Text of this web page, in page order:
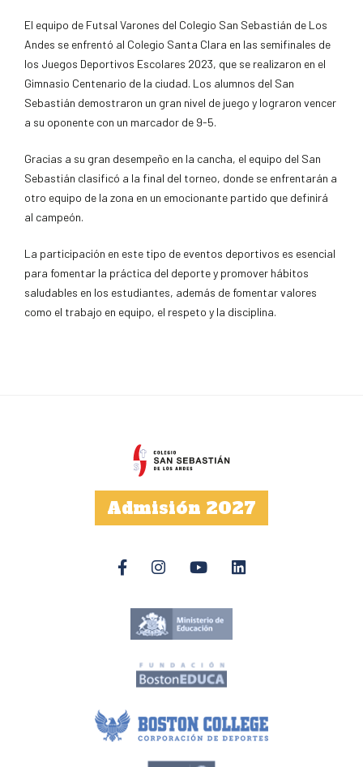
El equipo de Futsal Varones del Colegio San Sebastián de Los
Andes se enfrentó al Colegio Santa Clara en las semifinales de
los Juegos Deportivos Escolares 2023, que se realizaron en el
Gimnasio Centenario de la ciudad. Los alumnos del San
Sebastián demostraron un gran nivel de juego y lograron vencer
a su oponente con un marcador de 9-5.
Gracias a su gran desempeño en la cancha, el equipo del San
Sebastián clasificó a la final del torneo, donde se enfrentarán a
otro equipo de la zona en un emocionante partido que definirá
al campeón.
La participación en este tipo de eventos deportivos es esencial
para fomentar la práctica del deporte y promover hábitos
saludables en los estudiantes, además de fomentar valores
como el trabajo en equipo, el respeto y la disciplina.
Admisión 2027